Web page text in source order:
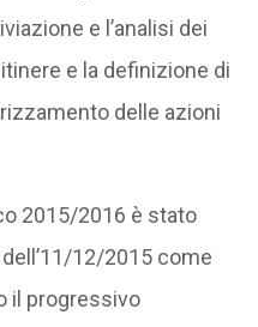
e l’analisi dei
e la definizione di
delle azioni
2015/2016 è stato
12/2015 come
il progressivo